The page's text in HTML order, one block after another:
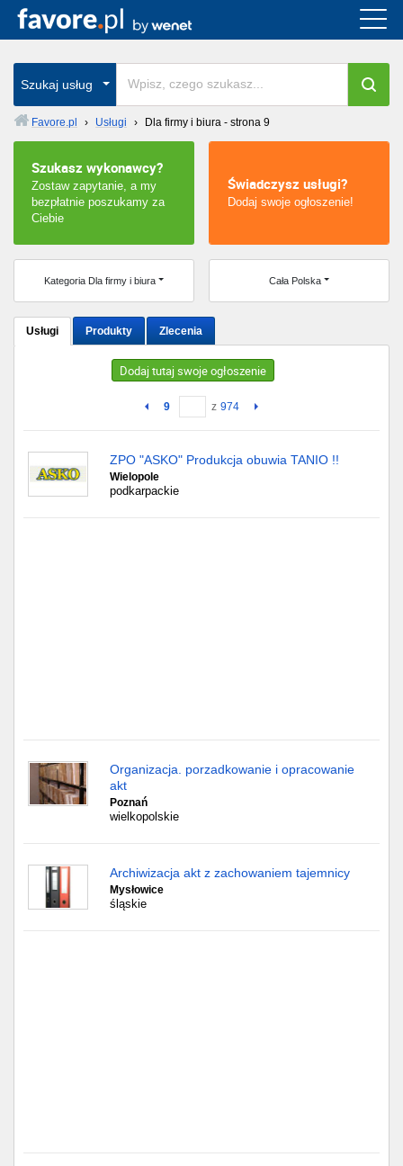
Szukaj usług
Favore.pl › Usługi › Dla firmy i biura - strona 9
Szukasz wykonawcy?
Zostaw zapytanie, a my
bezpłatnie poszukamy za
Ciebie
Świadczysz usługi?
Dodaj swoje ogłoszenie!
Kategoria Dla firmy i biura Cała Polska
Usługi Produkty Zlecenia
Dodaj tutaj swoje ogłoszenie
9 z 974
ZPO "ASKO" Produkcja obuwia TANIO !!
Wielopole
podkarpackie
Organizacja. porzadkowanie i opracowanie
akt
Poznań
wielkopolskie
Archiwizacja akt z zachowaniem tajemnicy
Mysłowice
śląskie
Cała Polska
wszystkie w całym kraju
Warszawa
Wrocław
Poznań
Łódź
Chorzów
Kielce
Częstochowa
Olsztyn